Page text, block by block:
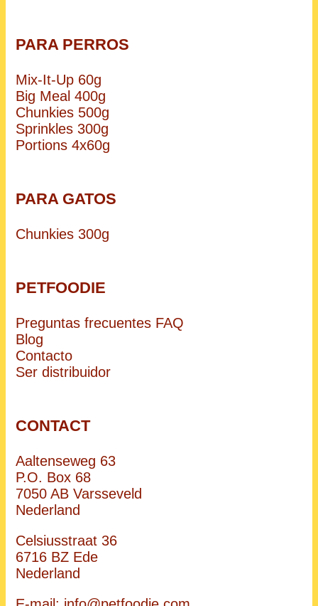
PARA PERROS
Mix-It-Up 60g
Big Meal 400g
Chunkies 500g
Sprinkles 300g
Portions 4x60g
PARA GATOS
Chunkies 300g
PETFOODIE
Preguntas frecuentes FAQ
Blog
Contacto
Ser distribuidor
CONTACT
Aaltenseweg 63
P.O. Box 68
7050 AB Varsseveld
Nederland
Celsiusstraat 36
6716 BZ Ede
Nederland